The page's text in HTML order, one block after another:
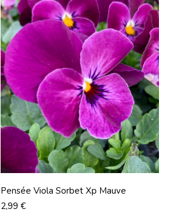
Pensée Viola Sorbet Xp Mauve
Prix
2,99 €